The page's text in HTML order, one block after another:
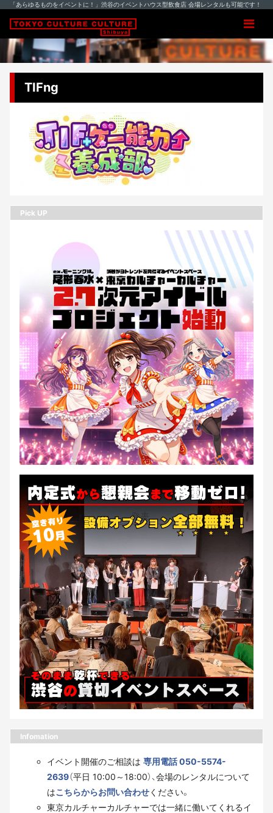
「あらゆるものをイベントに！」渋谷のイベントハウス型飲食店 会場レンタルも可能です！
TIFng
Pick UP
Infomation
イベント開催のご相談は 専用電話 050-5574-
2639（平日 10:00～18:00）、会場のレンタルについて
はこちらからお問い合わせください。
東京カルチャーカルチャーでは一緒に働いてくれるイ